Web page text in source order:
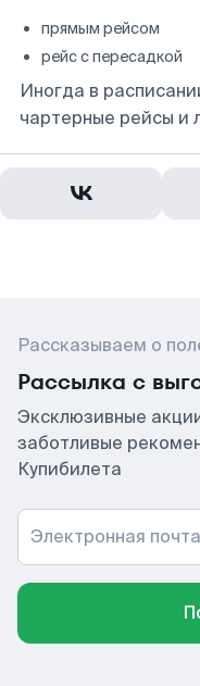
прямым рейсом
рейс с пересадкой
Иногда в
чартерные рейсы и
Рассказываем о
Рассылка с
Эксклюзивные
заботливые
Купибилета
Электронная почта